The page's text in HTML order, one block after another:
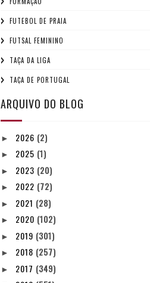
FUTEBOL DE PRAIA
FUTSAL FEMININO
TAÇA DA LIGA
TAÇA DE PORTUGAL
ARQUIVO DO BLOG
► 2026 (2)
► 2025 (1)
► 2023 (20)
► 2022 (72)
► 2021 (28)
► 2020 (102)
► 2019 (301)
► 2018 (257)
► 2017 (349)